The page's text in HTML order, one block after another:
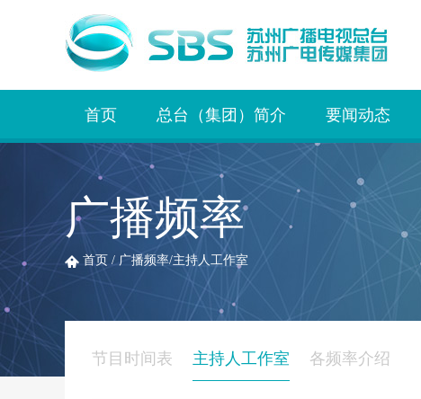
首页 总台（集团）简介 要闻动态
广播频率
首页 / 广播频率/主持人工作室
节目时间表 主持人工作室 各频率介绍